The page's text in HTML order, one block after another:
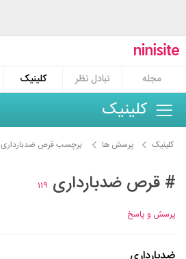
مجله
تبادل نظر کلینیک
کلینیک
کلینیک پرسش ها برچسب قرص ضدبارداری
# قرص ضدبارداری 119
پرسش و پاسخ